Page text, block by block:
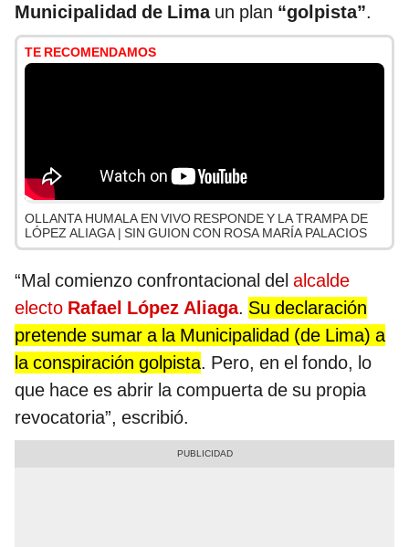
Municipalidad de Lima un plan “golpista”.
TE RECOMENDAMOS
OLLANTA HUMALA EN VIVO RESPONDE Y LA TRAMPA DE
LÓPEZ ALIAGA | SIN GUION CON ROSA MARÍA PALACIOS
“Mal comienzo confrontacional del alcalde
electo Rafael López Aliaga. Su declaración
pretende sumar a la Municipalidad (de Lima) a
la conspiración golpista. Pero, en el fondo, lo
que hace es abrir la compuerta de su propia
revocatoria”, escribió.